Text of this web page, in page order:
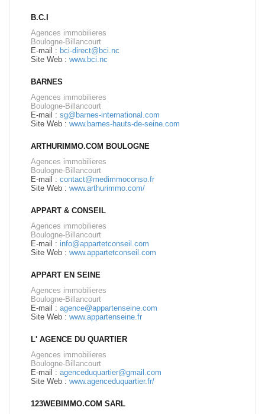
B.C.I
Agences immobilieres
Boulogne-Billancourt
E-mail : bci-direct@bci.nc
Site Web : www.bci.nc
BARNES
Agences immobilieres
Boulogne-Billancourt
E-mail : sg@barnes-international.com
Site Web : www.barnes-hauts-de-seine.com
ARTHURIMMO.COM BOULOGNE
Agences immobilieres
Boulogne-Billancourt
E-mail : contact@medimmoconso.fr
Site Web : www.arthurimmo.com/
APPART & CONSEIL
Agences immobilieres
Boulogne-Billancourt
E-mail : info@appartetconseil.com
Site Web : www.appartetconseil.com
APPART EN SEINE
Agences immobilieres
Boulogne-Billancourt
E-mail : agence@appartenseine.com
Site Web : www.appartenseine.fr
L' AGENCE DU QUARTIER
Agences immobilieres
Boulogne-Billancourt
E-mail : agenceduquartier@gmail.com
Site Web : www.agenceduquartier.fr/
123WEBIMMO.COM SARL